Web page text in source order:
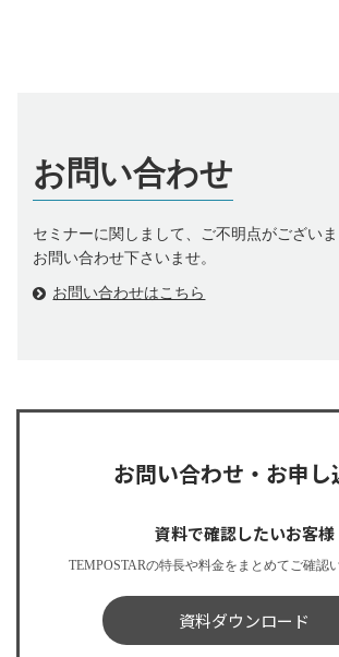
お問い合わせ
セミナーに関しまして、ご不明点がござい
お問い合わせ下さいませ。
お問い合わせはこちら
お問い合わせ・お申し
資料で確認したいお客様
TEMPOSTARの特長や料金をまとめてご確認
資料ダウンロード